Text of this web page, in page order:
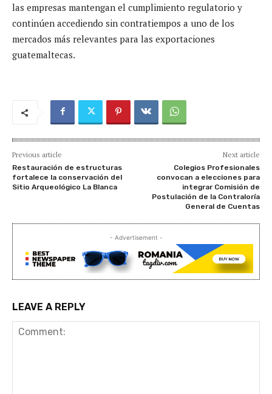
las empresas mantengan el cumplimiento regulatorio y
continúen accediendo sin contratiempos a uno de los
mercados más relevantes para las exportaciones
guatemaltecas.
Previous article
Restauración de estructuras
fortalece la conservación del
Sitio Arqueológico La Blanca
Next article
Colegios Profesionales
convocan a elecciones para
integrar Comisión de
Postulación de la Contraloría
General de Cuentas
- Advertisement -
LEAVE A REPLY